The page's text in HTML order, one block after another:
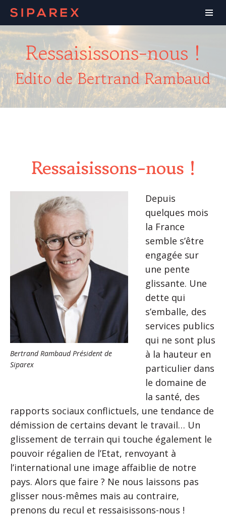
Ressaisissons-nous !
Edito de Bertrand Rambaud
Ressaisissons-nous !
Bertrand Rambaud Président de
Siparex
Depuis
quelques mois
la France
semble s’être
engagée sur
une pente
glissante. Une
dette qui
s’emballe, des
services publics
qui ne sont plus
à la hauteur en
particulier dans
le domaine de
la santé, des
rapports sociaux conflictuels, une tendance de
démission de certains devant le travail… Un
glissement de terrain qui touche également le
pouvoir régalien de l’Etat, renvoyant à
l’international une image affaiblie de notre
pays. Alors que faire ? Ne nous laissons pas
glisser nous-mêmes mais au contraire,
prenons du recul et ressaisissons-nous !